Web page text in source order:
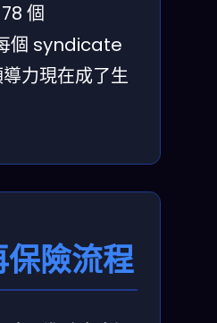
個
個 syndicate
力現在成了生
險流程